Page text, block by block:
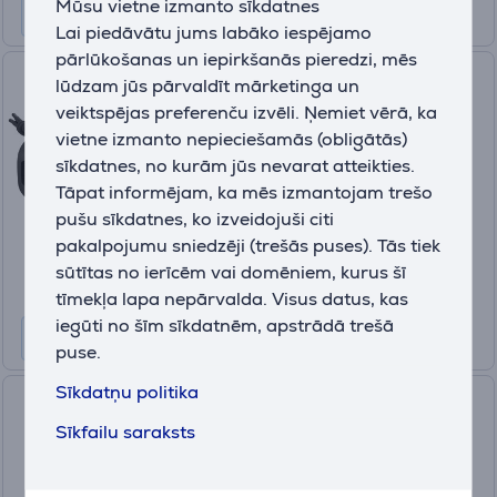
Mūsu vietne izmanto sīkdatnes
Lai piedāvātu jums labāko iespējamo
pārlūkošanas un iepirkšanās pieredzi, mēs
lūdzam jūs pārvaldīt mārketinga un
veiktspējas preferenču izvēli. Ņemiet vērā, ka
vietne izmanto nepieciešamās (obligātās)
sīkdatnes, no kurām jūs nevarat atteikties.
Tāpat informējam, ka mēs izmantojam trešo
pušu sīkdatnes, ko izveidojuši citi
pakalpojumu sniedzēji (trešās puses). Tās tiek
sūtītas no ierīcēm vai domēniem, kurus šī
tīmekļa lapa nepārvalda. Visus datus, kas
iegūti no šīm sīkdatnēm, apstrādā trešā
puse.
Sīkdatņu politika
Sīkfailu saraksts
Sony ULT Field 1, melna -
Portatīvais bezvadu skaļrunis
SRSULT10B.CE7
Ir noliktavā
Drauga cena:
119.99 €
Parastā cena: 139.99 €
10 mēneši 13 €